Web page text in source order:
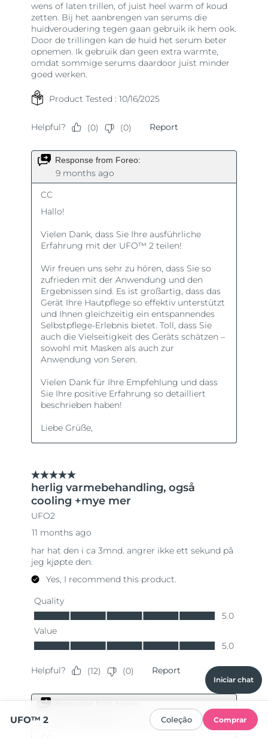
Iniciar chat
UFO™ 2 Coleção Comprar